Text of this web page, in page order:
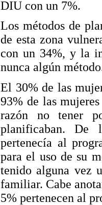
DIU con un 7%.
Los métodos de
de esta zona
con un 34%, y la
nunca algún
El 30% de las
93% de las
razón no tener
planificaban. De
pertenecía al
para el uso de su
tenido alguna vez
familiar. Cabe
5% pertenecen al